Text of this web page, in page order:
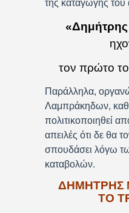
της καταγωγής
τον πρώτο
Παράλληλα,
Λαμπράκηδων,
πολιτικοποιηθεί
απειλές ότι δε θα
σπουδάσει λόγω
καταβολών.
ΔΗΜΗΤΡΗΣ
ΤΟ